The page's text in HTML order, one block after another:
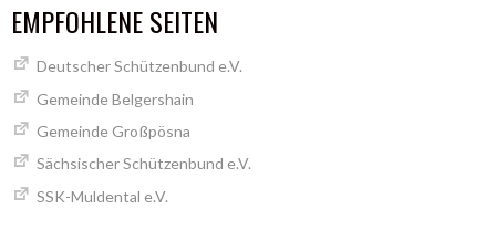
EMPFOHLENE SEITEN
Deutscher Schützenbund e.V.
Gemeinde Belgershain
Gemeinde Großpösna
Sächsischer Schützenbund e.V.
SSK-Muldental e.V.